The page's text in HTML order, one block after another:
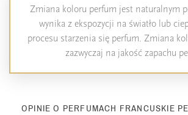
Zmiana koloru perfum jest naturalnym
wynika z ekspozycji na światło lub
procesu starzenia się perfum. Zmiana
zazwyczaj na jakość zapachu
OPINIE O PERFUMACH FRANCUSKIE